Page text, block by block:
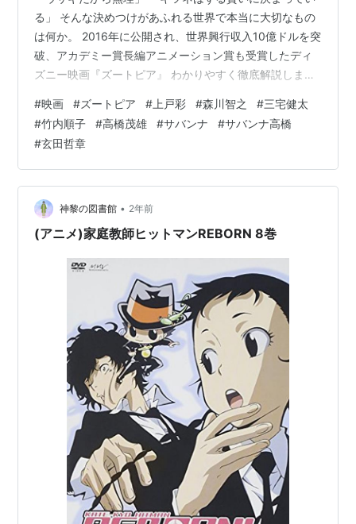
る」 そんな決めつけがあふれる世界で本当に大切なもの
は何か。 2016年に公開され、世界興行収入10億ドルを突
破、アカデミー賞長編アニメーション賞も受賞したディ
ズニー映画『ズートピア』 わかりやすく徹底解説しま
ロモーションが含まれています。 作品概要 主な出演者
（声の出演） 全編あらすじ（ネタバレ） この作品が伝え
たかったこと 総評 作品概要 タイトル 『ズートピア』原
題： Zootopia 公開日：日本：2016年4月23日 監督： バ
イロン・ハワード、リッチ・ムーア（共同監督：ジャレ
ド…
#映画 #ズートピア # 上戸彩 #森川智之 #三宅健太
#竹内順子 #高橋茂雄 #サバンナ #サバンナ高橋
#玄田哲章
神黎の図書館 • 2年前
(アニメ)家庭教師ヒットマンREBORN 8巻